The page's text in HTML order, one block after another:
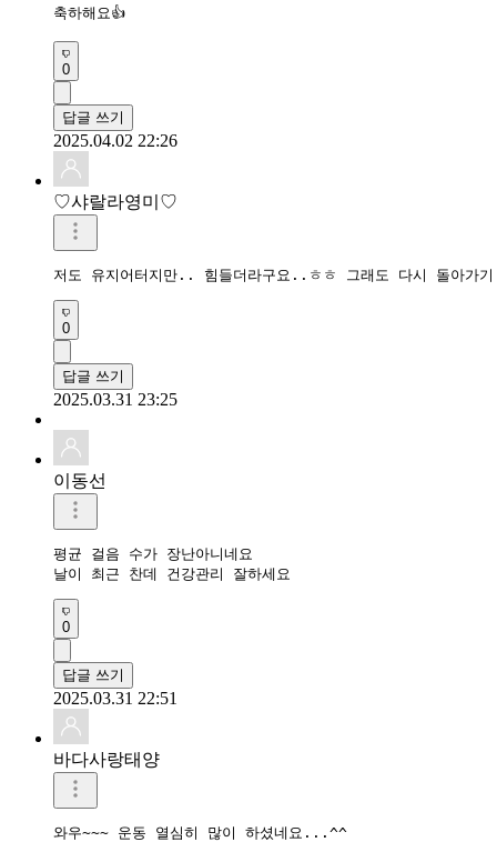
축하해요👍
0
답글 쓰기
2025.04.02 22:26
♡샤랄라영미♡
저도 유지어터지만.. 힘들더라구요..ㅎㅎ 그래도 다시 돌아가
0
답글 쓰기
2025.03.31 23:25
이동선
평균 걸음 수가 장난아니네요
날이 최근 찬데 건강관리 잘하세요
0
답글 쓰기
2025.03.31 22:51
바다사랑태양
와우~~~ 운동 열심히 많이 하셨네요...^^